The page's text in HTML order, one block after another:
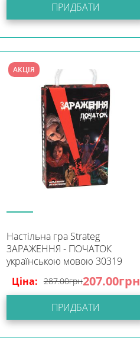
ПРИДБАТИ
АКЦІЯ
Настільна гра Strateg
ЗАРАЖЕННЯ - ПОЧАТОК
українською мовою 30319
Ціна: 287.00грн207.00грн
ПРИДБАТИ